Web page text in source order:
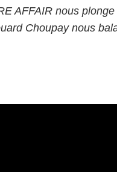
AFFAIR nous
Choupay nous